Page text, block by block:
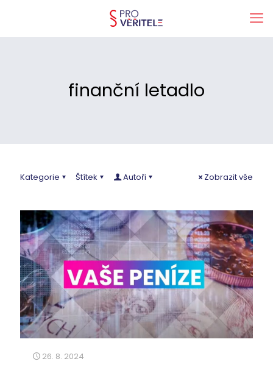
finanční letadlo
Kategorie Štítek Autoři Zobrazit vše
26. 8. 2024